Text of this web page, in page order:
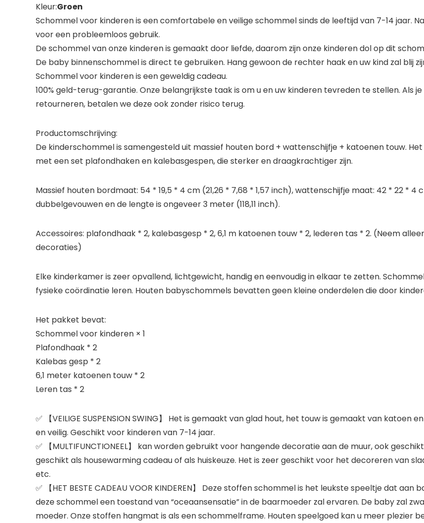
Kleur:Groen
Schommel voor kinderen is een comfortabele en veilige schommel sinds de leeftijd van 7-14 jaar.
voor een probleemloos gebruik.
De schommel van onze kinderen is gemaakt door liefde, daarom zijn onze kinderen dol op dit
De baby binnenschommel is direct te gebruiken. Hang gewoon de rechter haak en uw kind zal blij
Schommel voor kinderen is een geweldig cadeau.
100% geld-terug-garantie. Onze belangrijkste taak is om u en uw kinderen tevreden te stellen. Als
retourneren, betalen we deze ook zonder risico terug.
Productomschrijving:
De kinderschommel is samengesteld uit massief houten bord + wattenschijfje + katoenen touw.
met een set plafondhaken en kalebasgespen, die sterker en draagkrachtiger zijn.
Massief houten bordmaat: 54 * 19,5 * 4 cm (21,26 * 7,68 * 1,57 inch), wattenschijfje maat: 42 * 22 * ​​4
dubbelgevouwen en de lengte is ongeveer 3 meter (118,11 inch).
Accessoires: plafondhaak * 2, kalebasgesp * 2, 6,1 m katoenen touw * 2, lederen tas * 2. (Neem
decoraties)
Elke kinderkamer is zeer opvallend, lichtgewicht, handig en eenvoudig in elkaar te zetten.
fysieke coördinatie leren. Houten babyschommels bevatten geen kleine onderdelen die door
Het pakket bevat:
Schommel voor kinderen × 1
Plafondhaak * 2
Kalebas gesp * 2
6,1 meter katoenen touw * 2
Leren tas * 2
✅ 【VEILIGE SUSPENSION SWING】 Het is gemaakt van glad hout, het touw is gemaakt van
en veilig. Geschikt voor kinderen van 7-14 jaar.
✅ 【MULTIFUNCTIONEEL】 kan worden gebruikt voor hangende decoratie aan de muur, ook
geschikt als housewarming cadeau of als huiskeuze. Het is zeer geschikt voor het decoreren van
etc.
✅ 【HET BESTE CADEAU VOOR KINDEREN】 Deze stoffen schommel is het leukste speeltje dat
deze schommel een toestand van “oceaansensatie” in de baarmoeder zal ervaren. De baby zal
moeder. Onze stoffen hangmat is als een schommelframe. Houten speelgoed kan u meer plezier